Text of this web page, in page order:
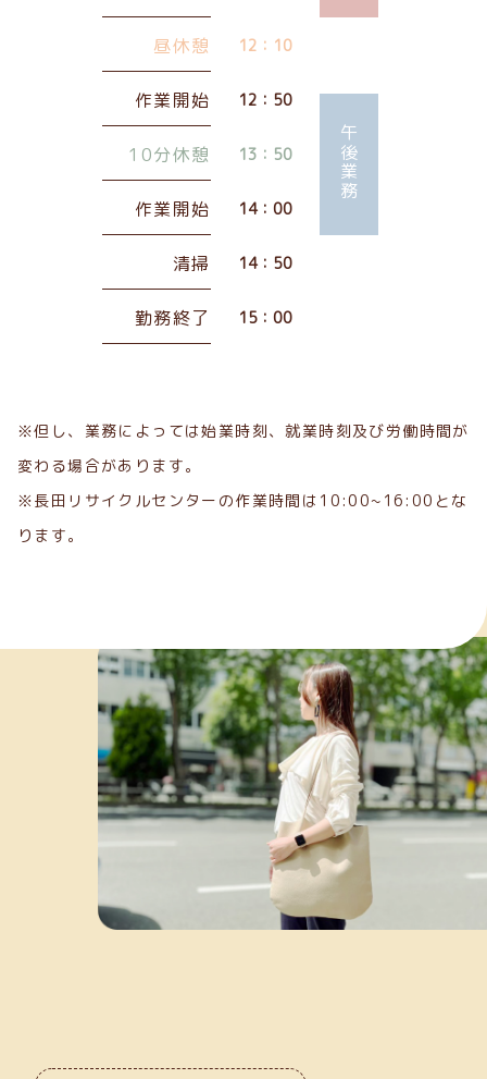
昼休憩 12：10
作業開始 12：50
10分休憩 13：50
作業開始 14：00
清掃 14：50
勤務終了 15：00
午後業務
※但し、業務によっては始業時刻、就業時刻及び労働時間が
変わる場合があります。
※長田リサイクルセンターの作業時間は10:00~16:00とな
ります。